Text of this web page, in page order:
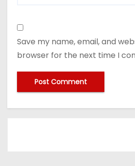
Save my name, email, and
browser for the next time I